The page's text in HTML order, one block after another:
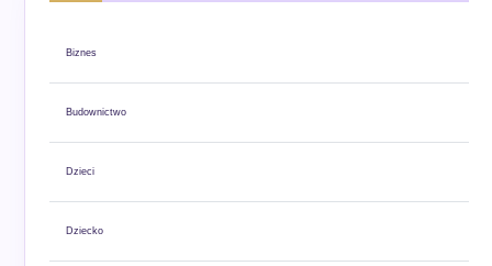
Biznes
Budownictwo
Dzieci
Dziecko